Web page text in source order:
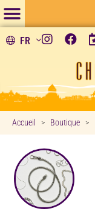
FR
Accueil > Boutique >